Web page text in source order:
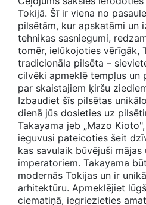
Tokijā. Šī ir viena no
pilsētām, kur apskatāmi un
tehnikas sasniegumi,
tomēr, ielūkojoties vērīgāk,
tradicionāla pilsēta –
cilvēki apmeklē tempļus un
par skaistajiem ķiršu
Izbaudiet šīs pilsētas
dienā jūs dosieties uz
Takayama jeb „Mazo
ieguvusi pateicoties šeit
kas savulaik būvējuši
imperatoriem. Takayama
modernās Tokijas un ir
arhitektūru. Apmeklējiet
ciematiņā, iegriezieties